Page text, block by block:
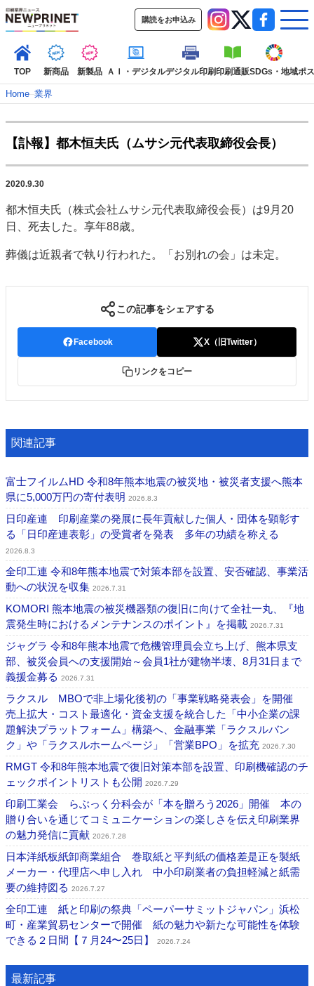
購読をお申込み
TOP 新商品 新製品 ＡＩ・デジタルデジタル印刷印刷通販SDGs・地域ポ
インタビュー
コレクション
新商品 新製品 ＡＩ・デジタル
市場・統計
人事・移転・異動・訃報
特集記事カテゴリー一覧
2022 見える化・MIS特集
特集・デジタル印刷 アイデアで勝負！ ～多様なビジネス・多彩な商材～
JAPAN PACK 2023 特集
中古印刷機・製本機特集
特集・デジタル印刷 ～ 新成長軌道を描く
案内
運営
お問い合わせ
Home–業界
【訃報】都木恒夫氏（ムサシ元代表取締役会長）
2020.9.30
都木恒夫氏（株式会社ムサシ元代表取締役会長）は9月20
日、死去した。享年88歳。
葬儀は近親者で執り行われた。「お別れの会」は未定。
この記事をシェアする
Facebook X（旧Twitter）
リンクをコピー
関連記事
富士フイルムHD 令和8年熊本地震の被災地・被災者支援へ熊本
県に5,000万円の寄付表明 2026.8.3
日印産連 印刷産業の発展に長年貢献した個人・団体を顕彰す
る「日印産連表彰」の受賞者を発表 多年の功績を称える
2026.8.3
全印工連 令和8年熊本地震で対策本部を設置、安否確認、事業活
動への状況を収集 2026.7.31
KOMORI 熊本地震の被災機器類の復旧に向けて全社一丸、『地
震発生時におけるメンテナンスのポイント』を掲載 2026.7.31
ジャグラ 令和8年熊本地震で危機管理員会立ち上げ、熊本県支
部、被災会員への支援開始～会員1社が建物半壊、8月31日まで
義援金募る 2026.7.31
ラクスル MBOで非上場化後初の「事業戦略発表会」を開催
売上拡大・コスト最適化・資金支援を統合した「中小企業の課
題解決プラットフォーム」構築へ、金融事業「ラクスルバン
ク」や「ラクスルホームページ」「営業BPO」を拡充 2026.7.30
RMGT 令和8年熊本地震で復旧対策本部を設置、印刷機確認のチ
ェックポイントリストも公開 2026.7.29
印刷工業会 らぶっく分科会が「本を贈ろう2026」開催 本の
贈り合いを通じてコミュニケーションの楽しさを伝え印刷業界
の魅力発信に貢献 2026.7.28
日本洋紙板紙卸商業組合 巻取紙と平判紙の価格差是正を製紙
メーカー・代理店へ申し入れ 中小印刷業者の負担軽減と紙需
要の維持図る 2026.7.27
全印工連 紙と印刷の祭典「ペーパーサミットジャパン」浜松
町・産業貿易センターで開催 紙の魅力や新たな可能性を体験
できる２日間【７月24〜25日】
2026.7.24
最新記事